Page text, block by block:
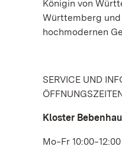
Königin von
Württemberg
hochmodernen
SERVICE UND
Kloster
Mo‒Fr